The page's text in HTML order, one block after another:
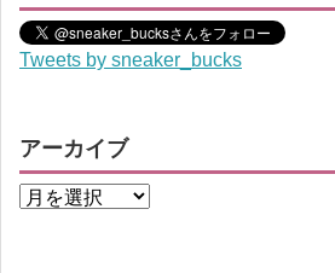
Tweets by sneaker_bucks
アーカイブ